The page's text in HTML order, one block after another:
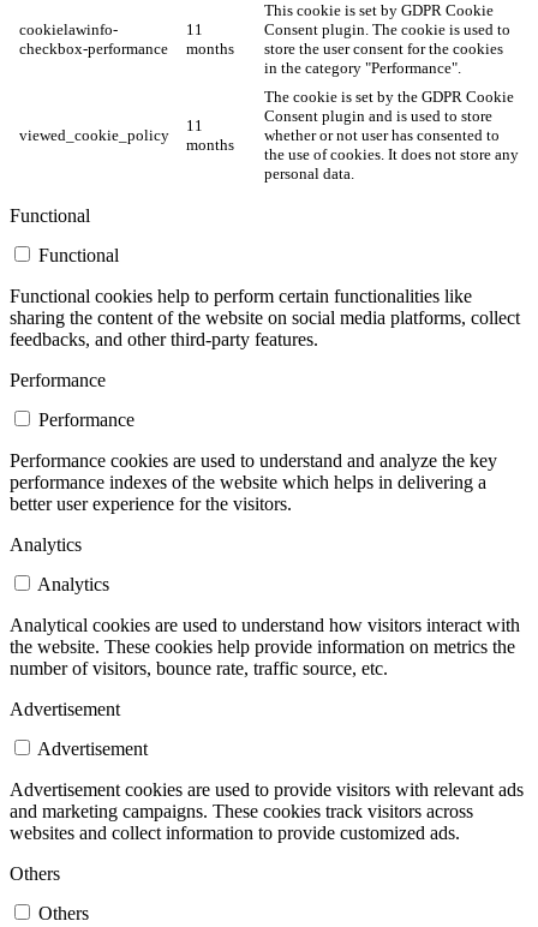
cookielawinfo-
checkbox-performance
11
months
This cookie is set by GDPR Cookie
Consent plugin. The cookie is used to
store the user consent for the cookies
in the category "Performance".
viewed_cookie_policy
11
months
The cookie is set by the GDPR Cookie
Consent plugin and is used to store
whether or not user has consented to
the use of cookies. It does not store any
personal data.
Functional
Functional
Functional cookies help to perform certain functionalities like
sharing the content of the website on social media platforms, collect
feedbacks, and other third-party features.
Performance
Performance
Performance cookies are used to understand and analyze the key
performance indexes of the website which helps in delivering a
better user experience for the visitors.
Analytics
Analytics
Analytical cookies are used to understand how visitors interact with
the website. These cookies help provide information on metrics the
number of visitors, bounce rate, traffic source, etc.
Advertisement
Advertisement
Advertisement cookies are used to provide visitors with relevant ads
and marketing campaigns. These cookies track visitors across
websites and collect information to provide customized ads.
Others
Others